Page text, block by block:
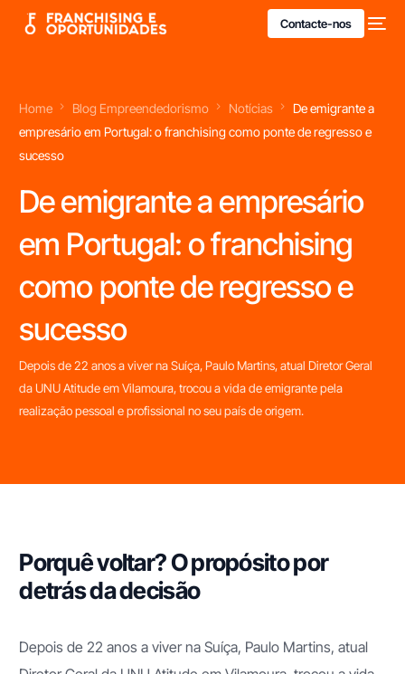
Contacte-nos
Home Blog Empreendedorismo Notícias
De emigrante a
empresário em Portugal: o franchising como ponte de regresso e
sucesso
De emigrante a empresário
em Portugal: o franchising
como ponte de regresso e
sucesso
Depois de 22 anos a viver na Suíça, Paulo Martins, atual Diretor Geral
da UNU Atitude em Vilamoura, trocou a vida de emigrante pela
realização pessoal e profissional no seu país de origem.
Porquê voltar? O propósito por
detrás da decisão
Depois de 22 anos a viver na Suíça, Paulo Martins, atual